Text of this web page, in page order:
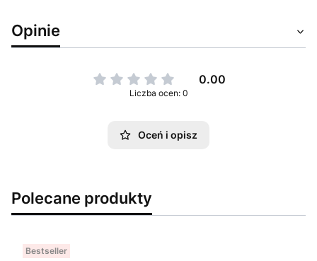
Opinie
0.00
Liczba ocen: 0
Oceń i opisz
Polecane produkty
Bestseller